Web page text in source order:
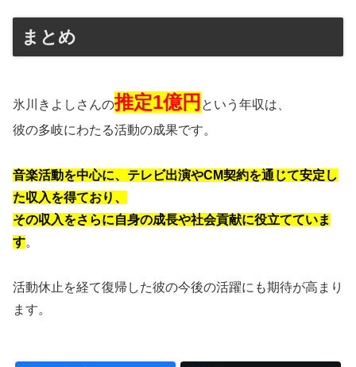
まとめ
氷川きよしさんの推定1億円 という年収は、
彼の多岐にわたる活動の成果です。
音楽活動を中心に、テレビ出演やCM契約を通じて安定し
た収入を得ており、
その収入をさらに自身の成長や社会貢献に役立てていま
す。
活動休止を経て復帰した彼の今後の活躍にも期待が高まり
ます。